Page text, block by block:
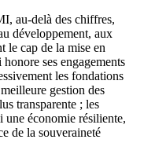
au-delà des chiffres,
développement, aux
le cap de la mise en
ses engagements
les fondations
gestion des
transparente ; les
une économie résiliente,
de la souveraineté